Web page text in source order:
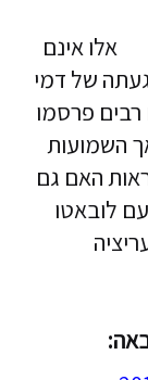
אלו אינם
של דמי
רבים פרסמו
השמועות
האם גם
לובאטו